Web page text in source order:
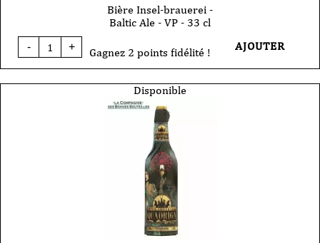
Bière Insel-brauerei -
Baltic Ale - VP - 33 cl
-
quantité
de
brauerei
+ Gagnez 2 points fidélité ! AJOUTER
Disponible